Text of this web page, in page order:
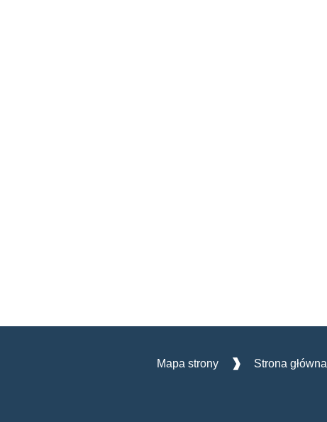
Mapa strony Strona główna